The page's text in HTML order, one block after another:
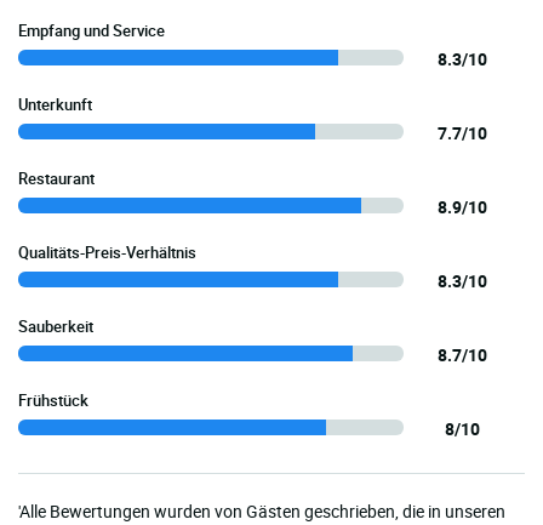
Empfang und Service
8.3/10
Unterkunft
7.7/10
Restaurant
8.9/10
Qualitäts-Preis-Verhältnis
8.3/10
Sauberkeit
8.7/10
Frühstück
8/10
'Alle Bewertungen wurden von Gästen geschrieben, die in unseren